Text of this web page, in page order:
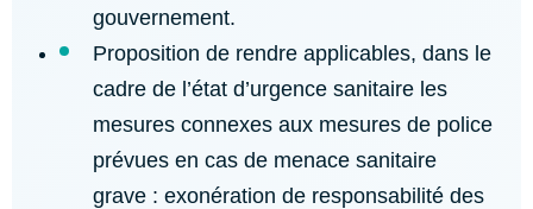
gouvernement.
Proposition de rendre applicables, dans le
cadre de l’état d’urgence sanitaire les
mesures connexes aux mesures de police
prévues en cas de menace sanitaire
grave : exonération de responsabilité des